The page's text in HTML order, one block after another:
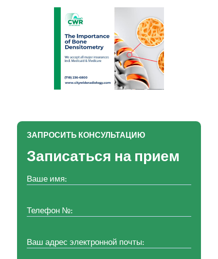
ЗАПРОСИТЬ КОНСУЛЬТАЦИЮ
Записаться на прием
Ваше
имя:
Номер
телефона:
Ваш
адрес